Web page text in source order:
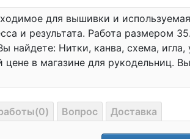
для вышивки и
и результата. Работа размером
найдете: Нитки, канва, схема, игла,
цене в магазине для рукодельниц.
Вопрос Доставка